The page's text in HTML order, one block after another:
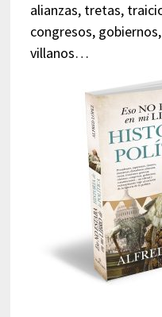
alianzas, tretas,
congresos,
villanos…